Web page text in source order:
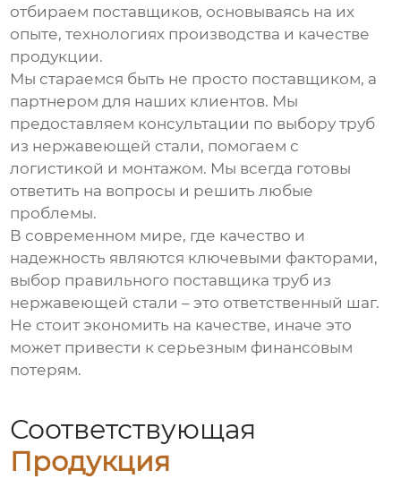
отбираем поставщиков, основываясь на их
опыте, технологиях производства и качестве
продукции.
Мы стараемся быть не просто поставщиком, а
партнером для наших клиентов. Мы
предоставляем консультации по выборутруб
из нержавеющей стали, помогаем с
логистикой и монтажом. Мы всегда готовы
ответить на вопросы и решить любые
проблемы.
В современном мире, где качество и
надежность являются ключевыми факторами,
выбор правильного поставщикатруб из
нержавеющей стали – это ответственный шаг.
Не стоит экономить на качестве, иначе это
может привести к серьезным финансовым
потерям.
Соответствующая
Продукция